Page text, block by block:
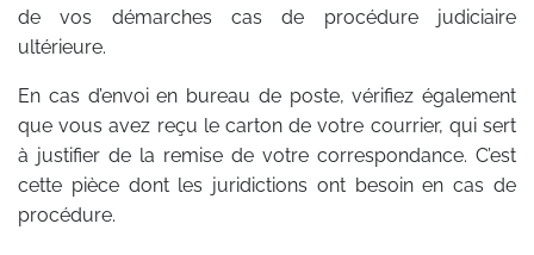
de vos démarches cas de procédure judiciaire
ultérieure.
En cas d’envoi en bureau de poste, vérifiez également
que vous avez reçu le carton de votre courrier, qui sert
à justifier de la remise de votre correspondance. C’est
cette pièce dont les juridictions ont besoin en cas de
procédure.